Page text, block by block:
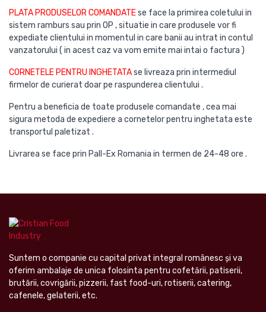
PLATA PRODUSELOR COMANDATEse face la primirea coletului in
sistem ramburs sau prin OP , situatie in care produsele vor fi
expediate clientului in momentul in care banii au intrat in contul
vanzatorului ( in acest caz va vom emite mai intai o factura )
CORNETELE PENTRU INGHETATAse livreaza prin intermediul
firmelor de curierat doar pe raspunderea clientului .
Pentru a beneficia de toate produsele comandate , cea mai
sigura metoda de expediere a cornetelor pentru inghetata este
transportul paletizat .
Livrarea se face prin Pall-Ex Romania in termen de 24-48 ore .
Suntem o companie cu capital privat integral românesc şi va
oferim ambalaje de unica folosinta pentru cofetării, patiserii,
brutării, covrigării, pizzerii, fast food-uri, rotiserii, catering,
cafenele, gelaterii, etc.